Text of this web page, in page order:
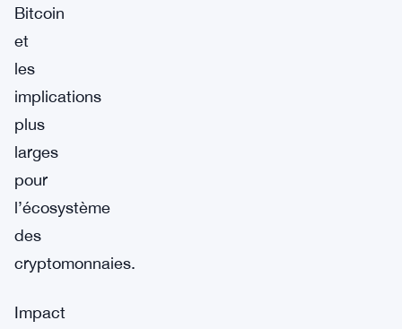
Bitcoin
et
les
implications
plus
larges
pour
l’écosystème
des
cryptomonnaies.
Impact